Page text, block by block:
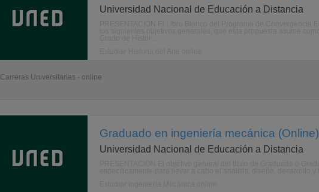
Universidad Nacional de Educación a Distancia
Carreras Universitarias - online
Graduado en ingeniería mecánica (Online)
Universidad Nacional de Educación a Distancia